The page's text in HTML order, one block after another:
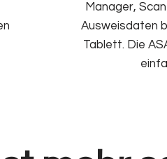
Manager,
Ausweisdaten
Tablett. Die